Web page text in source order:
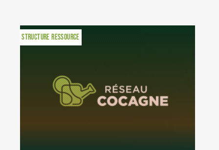
STRUCTURE RESSOURCE